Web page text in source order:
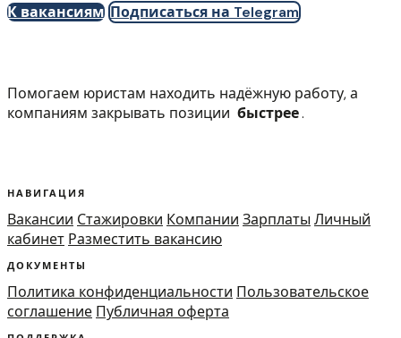
К вакансиям Подписаться на Telegram
Помогаем юристам находить надёжную работу, а
компаниям закрывать позиции быстрее.
НАВИГАЦИЯ
Вакансии Стажировки Компании Зарплаты Личный
кабинет Разместить вакансию
ДОКУМЕНТЫ
Политика конфиденциальности Пользовательское
соглашение Публичная оферта